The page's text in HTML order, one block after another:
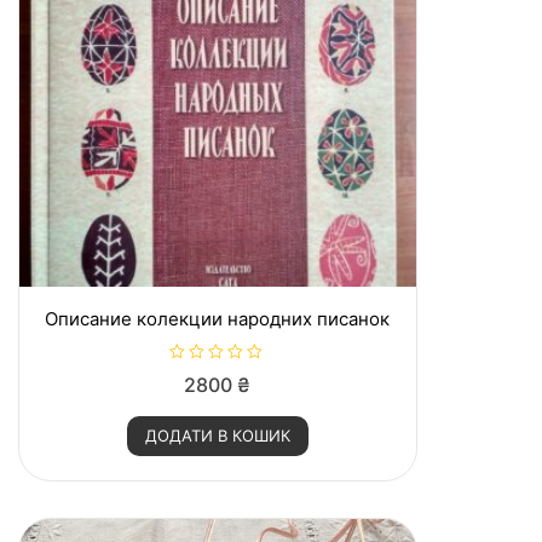
Описание колекции народних писанок
е
н
в
з
2800 ₴
ДОДАТИ В КОШИК